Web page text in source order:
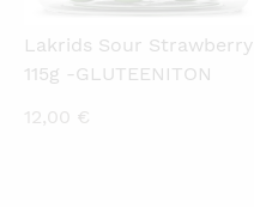
Lakrids Sour Strawberry
115g -GLUTEENITON
12,00 €